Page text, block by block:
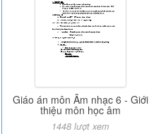
Giáo án môn Âm nhạc 6 - Giới
thiệu môn học âm
1448 lượt xem